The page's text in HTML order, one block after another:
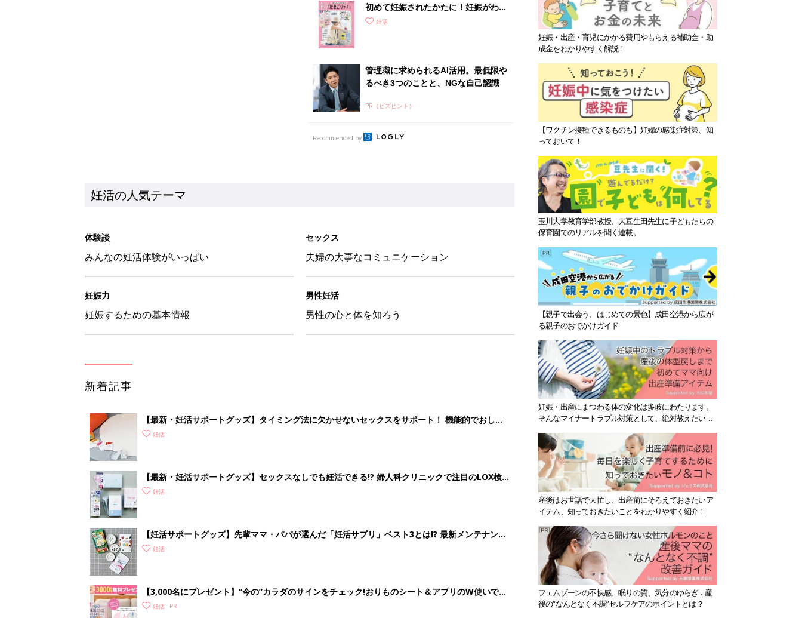
初めて妊娠されたかたに！妊娠がわか
ったら最初に読む本『初めてのたまご
妊活
管理職に求められるAI活用。最低限や
るべき3つのことと、NGな自己認識
PR（ビズヒント）
Recommended by
妊活の人気テーマ
体験談
みんなの妊活体験がいっぱい
セックス
夫婦の大事なコミュニケーション
妊娠力
妊娠するための基本情報
男性妊活
男性の心と体を知ろう
新着記事
【最新・妊活サポートグッズ】タイミング法に欠かせないセックスをサポート！ 機能的でおしゃ
れな“ラブグッズ”を紹介
妊活
【最新・妊活サポートグッズ】セックスなしでも妊活できる!? 婦人科クリニックで注目のLOX検
査が自宅でできる!? 驚きグッズ続々
妊活
【妊活サポートグッズ】先輩ママ・パパが選んだ「妊活サプリ」ベスト3とは!? 最新メンテナンス
グッズも
妊活
【3,000名にプレゼント】“今の”カラダのサインをチェック!おりものシート＆アプリのW使いでス
ムーズに予測
妊活
妊娠・出産・育児にかかる費用やもらえる補助金・助
成金をわかりやすく解説！
【ワクチン接種できるものも】妊婦の感染症対策、知
っておいて！
玉川大学教育学部教授、大豆生田先生に子どもたちの
保育園でのリアルを聞く連載。
【親子で出会う、はじめての景色】成田空港から広が
る親子のおでかけガイド
妊娠・出産にまつわる体の変化は多岐にわたります。
そんなマイナートラブル対策として、絶対教えたい！
産後はお世話で大忙し、出産前にそろえておきたいア
イテム、知っておきたいことをわかりやすく紹介！
フェムゾーンの不快感、眠りの質、気分のゆらぎ…産
後の“なんとなく不調”セルフケアのポイントとは？